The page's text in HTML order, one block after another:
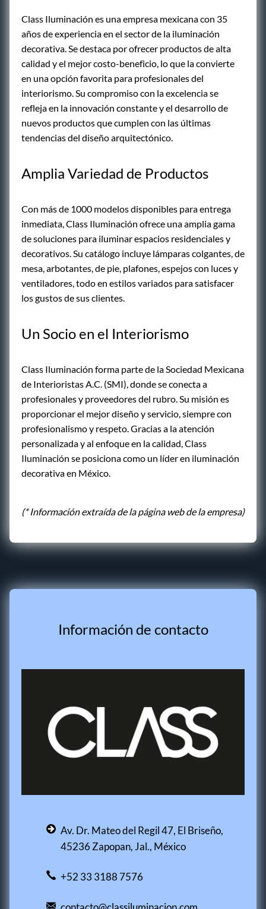
Class Iluminación es una empresa mexicana con 35
años de experiencia en el sector de la iluminación
decorativa. Se destaca por ofrecer productos de alta
calidad y el mejor costo-beneficio, lo que la convierte
en una opción favorita para profesionales del
interiorismo. Su compromiso con la excelencia se
refleja en la innovación constante y el desarrollo de
nuevos productos que cumplen con las últimas
tendencias del diseño arquitectónico.
Amplia Variedad de Productos
Con más de 1000 modelos disponibles para entrega
inmediata, Class Iluminación ofrece una amplia gama
de soluciones para iluminar espacios residenciales y
decorativos. Su catálogo incluye lámparas colgantes, de
mesa, arbotantes, de pie, plafones, espejos con luces y
ventiladores, todo en estilos variados para satisfacer
los gustos de sus clientes.
Un Socio en el Interiorismo
Class Iluminación forma parte de la Sociedad Mexicana
de Interioristas A.C. (SMI), donde se conecta a
profesionales y proveedores del rubro. Su misión es
proporcionar el mejor diseño y servicio, siempre con
profesionalismo y respeto. Gracias a la atención
personalizada y al enfoque en la calidad, Class
Iluminación se posiciona como un líder en iluminación
decorativa en México.
(* Información extraída de la página web de la empresa)
Información de contacto
Av. Dr. Mateo del Regil 47, El Briseño,
45236 Zapopan, Jal., México
+52 33 3188 7576